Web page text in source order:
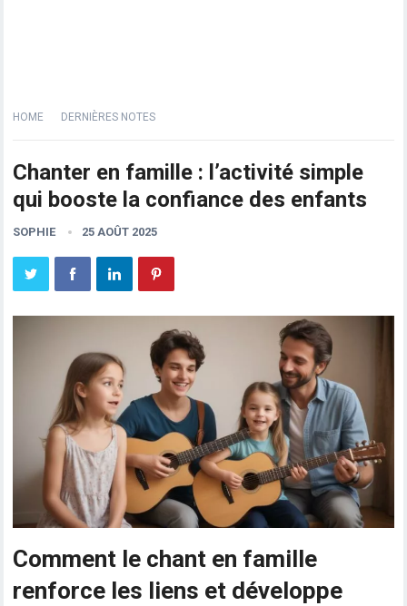
HOME DERNIÈRES NOTES
Chanter en famille : l’activité simple
qui booste la confiance des enfants
SOPHIE 25 AOÛT 2025
Comment le chant en famille
renforce les liens et développe